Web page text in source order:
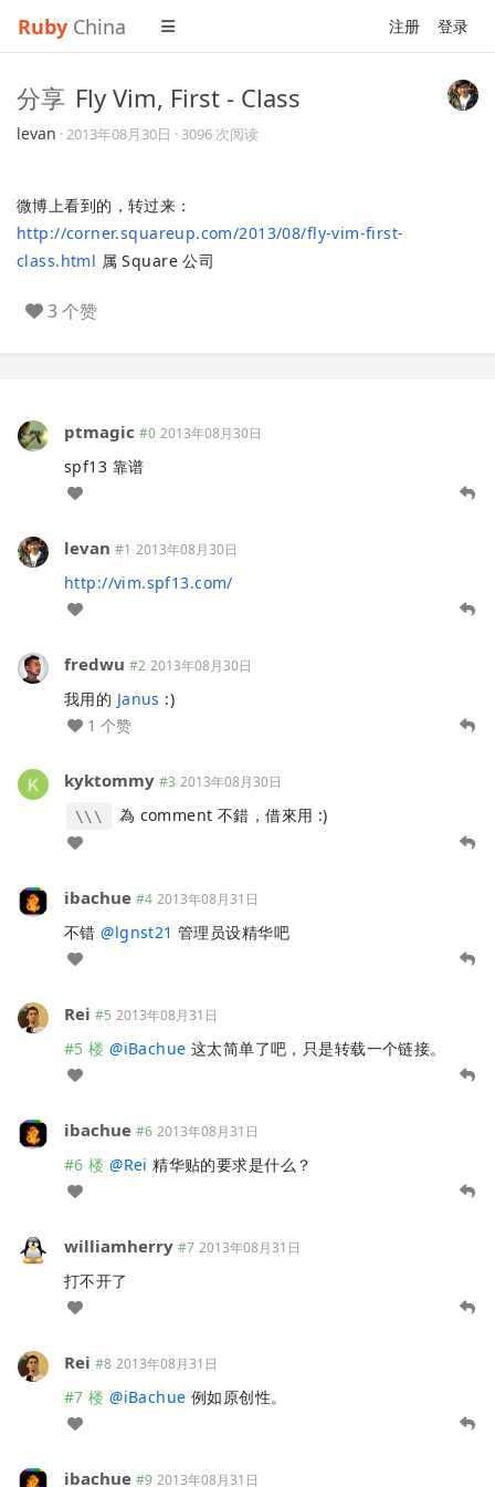
Ruby China 注册 登录
分享 Fly Vim, First - Class
levan ·2013年08月30日 · 3096 次阅读
微博上看到的，转过来：
http://corner.squareup.com/2013/08/fly-vim-first-
class.html 属 Square 公司
3 个赞
ptmagic #0 2013年08月30日
spf13 靠谱
levan #1 2013年08月30日
http://vim.spf13.com/
fredwu #2 2013年08月30日
我用的 Janus :)
1 个赞
kyktommy #3 2013年08月30日
\\\ 為 comment 不錯，借來用 :)
ibachue #4 2013年08月31日
不错@lgnst21 管理员设精华吧
Rei #5 2013年08月31日
#5 楼 @iBachue 这太简单了吧，只是转载一个链接。
ibachue #6 2013年08月31日
#6 楼 @Rei 精华贴的要求是什么？
williamherry #7 2013年08月31日
打不开了
Rei #8 2013年08月31日
#7 楼 @iBachue 例如原创性。
ibachue #9 2013年08月31日